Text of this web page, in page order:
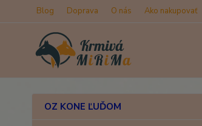
Blog Doprava O nás Ako nakupovať
OZ KONE ĽUĎOM